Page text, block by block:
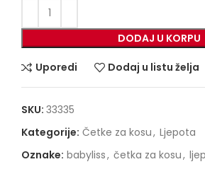
DODAJ U KORPU
Uporedi Dodaj u listu želja
SKU: 33335
Kategorije: Četke za kosu, Ljepota
Oznake: babyliss, četka za kosu,